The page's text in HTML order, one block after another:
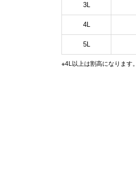
3L
4L
5L
※4L以上は割高になります。